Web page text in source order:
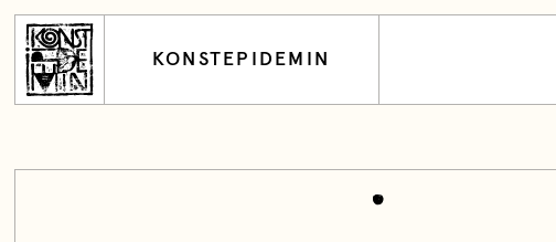
KONSTEPIDEMIN